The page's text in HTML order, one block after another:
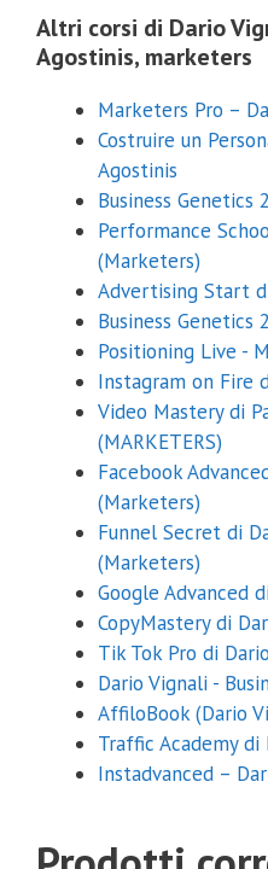
Altri corsi di Dario
Agostinis, marketers
Marketers Pro –
Costruire un
Agostinis
Business Genetics
Performance
(Marketers)
Advertising Start
Business Genetics
Positioning Live -
Instagram on Fire
Video Mastery di
(MARKETERS)
Facebook
(Marketers)
Funnel Secret di
(Marketers)
Google Advanced
CopyMastery di
Tik Tok Pro di
Dario Vignali -
AffiloBook (Dario
Traffic Academy
Instadvanced –